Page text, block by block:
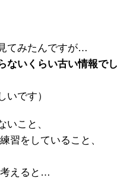
てみたんですが…
ないくらい古い情報でし
いです）
いこと、
習をしていること、
えると…